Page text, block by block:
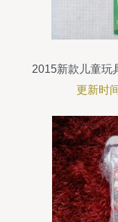
2015新款儿童玩
基于
更新时